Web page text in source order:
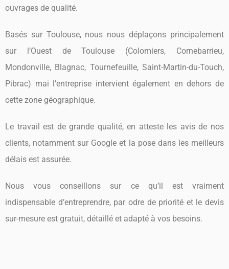
ouvrages de qualité.
Basés sur Toulouse, nous nous déplaçons principalement
sur l’Ouest de Toulouse (Colomiers, Cornebarrieu,
Mondonville, Blagnac, Tournefeuille, Saint-Martin-du-Touch,
Pibrac) mai l’entreprise intervient également en dehors de
cette zone géographique.
Le travail est de grande qualité, en atteste les avis de nos
clients, notamment sur Google et la pose dans les meilleurs
délais est assurée.
Nous vous conseillons sur ce qu’il est vraiment
indispensable d’entreprendre, par odre de priorité et le devis
sur-mesure est gratuit, détaillé et adapté à vos besoins.